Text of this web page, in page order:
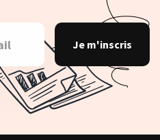
Je m'inscris